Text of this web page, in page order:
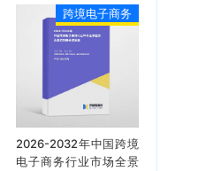
跨境电子商务
2026-2032年中国跨境
电子商务行业市场全景